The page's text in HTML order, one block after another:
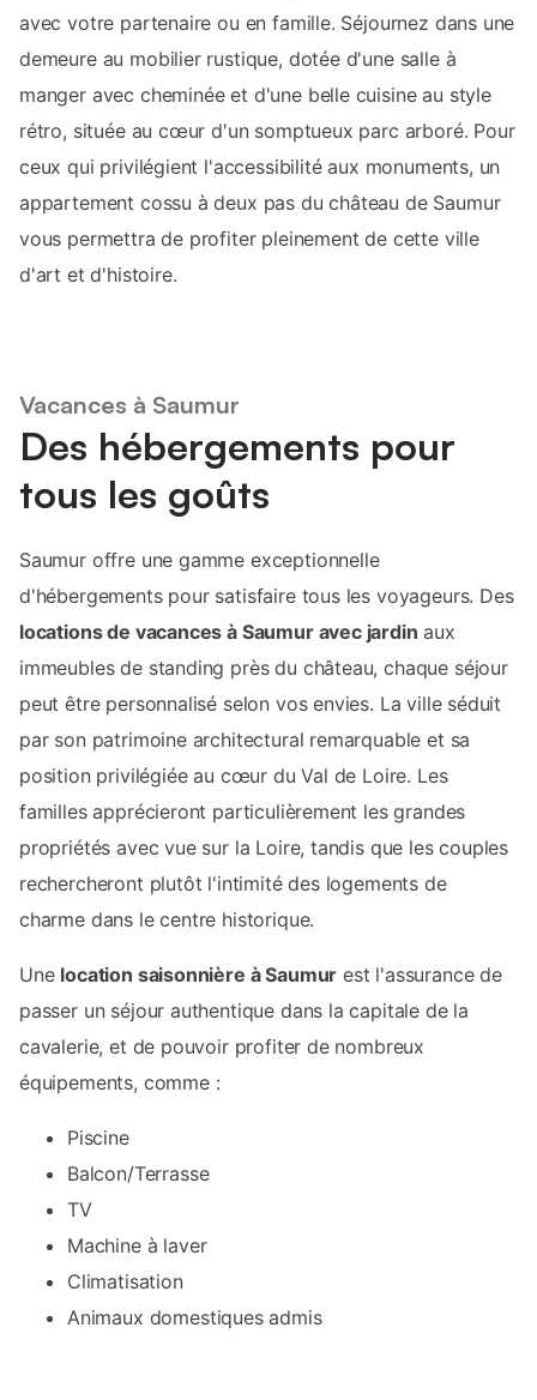
avec votre partenaire ou en famille. Séjournez dans une
demeure au mobilier rustique, dotée d'une salle à
manger avec cheminée et d'une belle cuisine au style
rétro, située au cœur d'un somptueux parc arboré. Pour
ceux qui privilégient l'accessibilité aux monuments, un
appartement cossu à deux pas du château de Saumur
vous permettra de profiter pleinement de cette ville
d'art et d'histoire.
Vacances à Saumur
Des hébergements pour
tous les goûts
Saumur offre une gamme exceptionnelle
d'hébergements pour satisfaire tous les voyageurs. Des
locations de vacances à Saumur avec jardin aux
immeubles de standing près du château, chaque séjour
peut être personnalisé selon vos envies. La ville séduit
par son patrimoine architectural remarquable et sa
position privilégiée au cœur du Val de Loire. Les
familles apprécieront particulièrement les grandes
propriétés avec vue sur la Loire, tandis que les couples
rechercheront plutôt l'intimité des logements de
charme dans le centre historique.
Une location saisonnière à Saumur est l'assurance de
passer un séjour authentique dans la capitale de la
cavalerie, et de pouvoir profiter de nombreux
équipements, comme :
Piscine
Balcon/Terrasse
TV
Machine à laver
Climatisation
Animaux domestiques admis